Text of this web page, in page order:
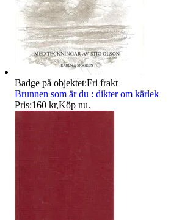
Badge på objektet:Fri frakt
Brunnen som är du : dikter om kärlek
Pris:160 kr,Köp nu.